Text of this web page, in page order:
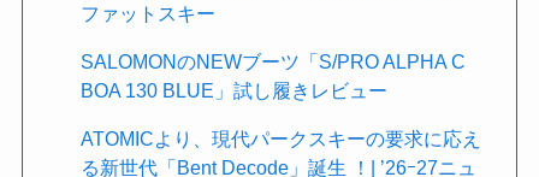
ファットスキー
SALOMONのNEWブーツ「S/PRO ALPHA C
BOA 130 BLUE」試し履きレビュー
ATOMICより、現代パークスキーの要求に応え
る新世代「Bent Decode」誕生 ！| ’26ｰ27ニュ